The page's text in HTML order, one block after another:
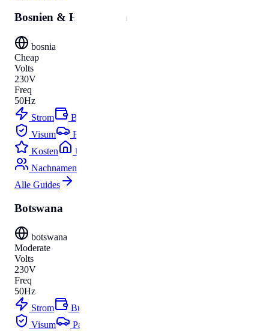
Bosnien & Herzegowina
bosnia
Cheap
Volts
230V
Freq
50Hz
Strom
Budget
Visum
Parken
Kosten
Umzug
Nachnamen
Alle Guides
Botswana
botswana
Moderate
Volts
230V
Freq
50Hz
Strom
Budget
Visum
Parken